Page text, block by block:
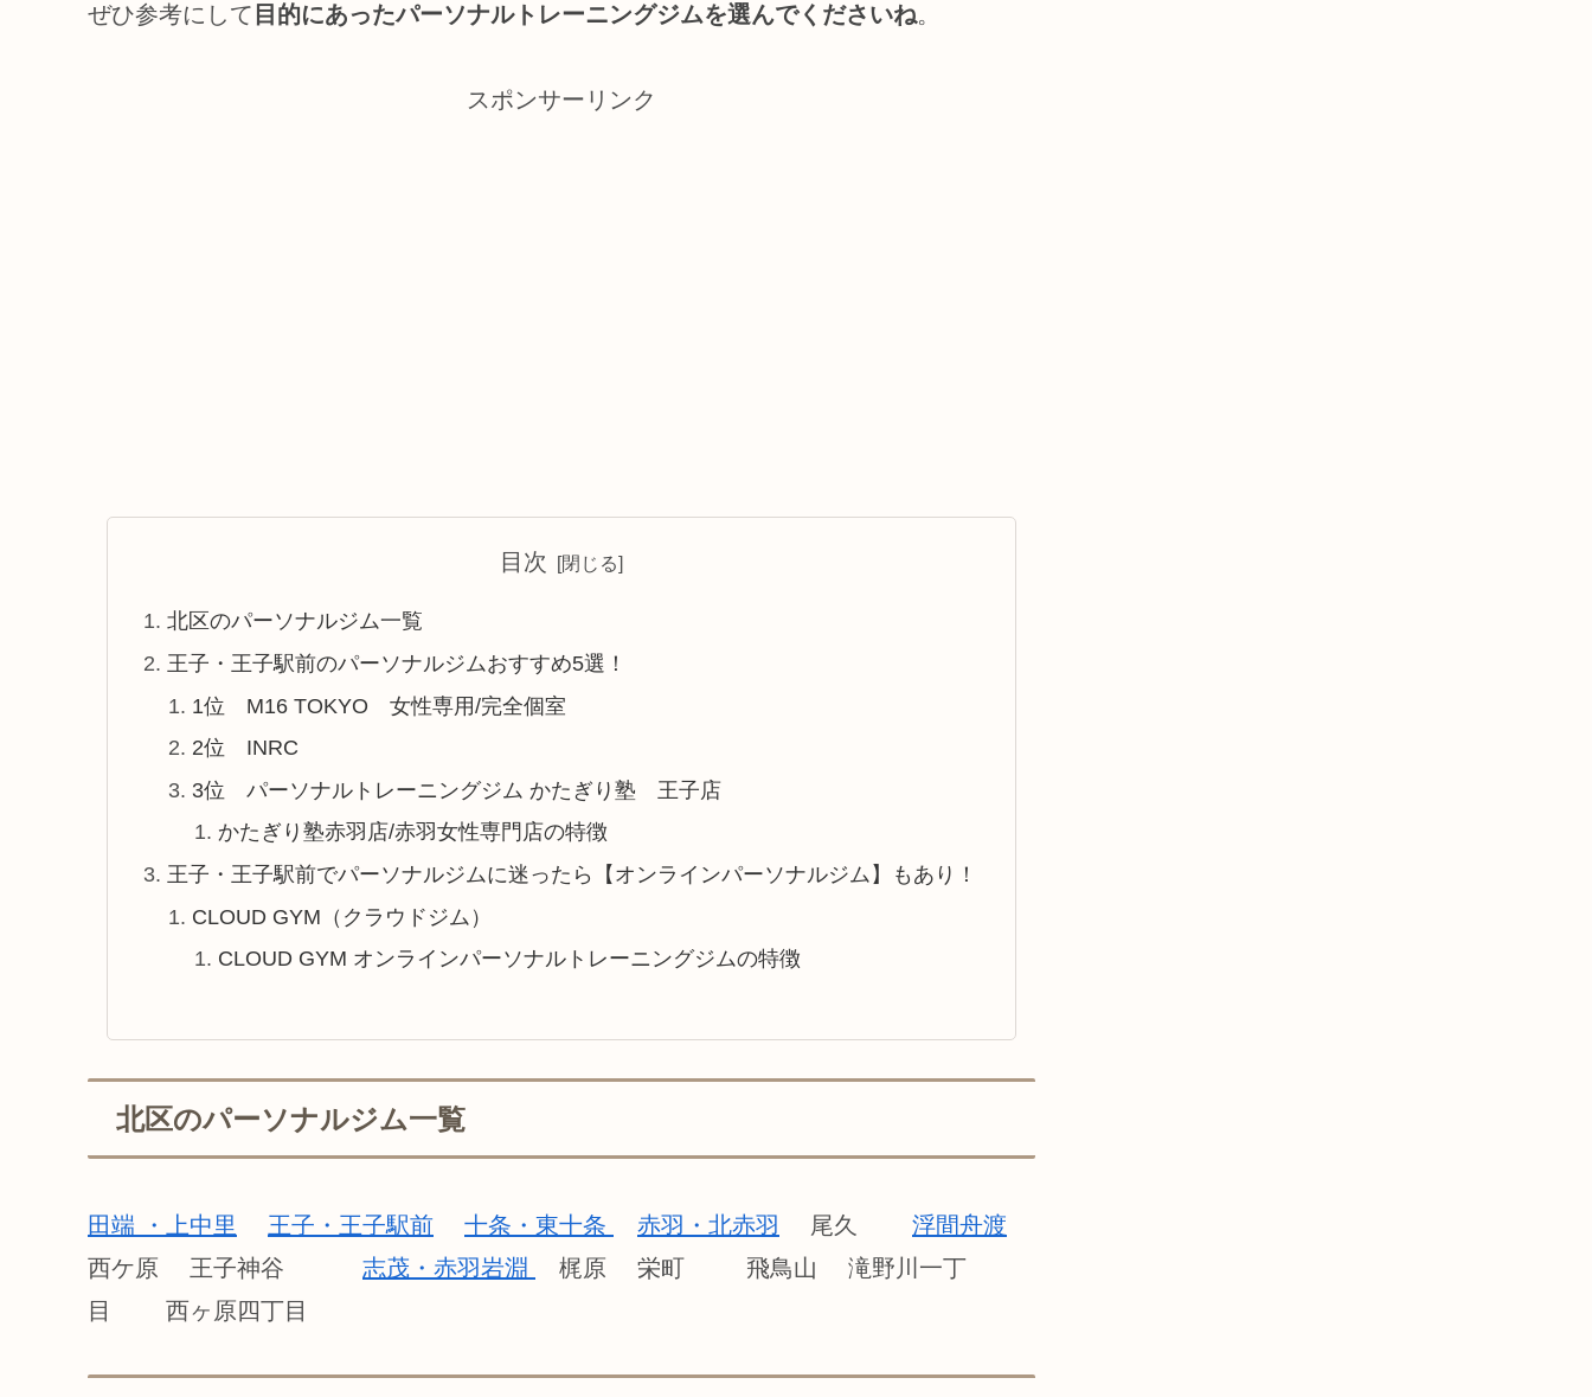
ぜひ参考にして 目的にあったパーソナルトレーニングジムを選んでくださいね。
スポンサーリンク
目次
北区のパーソナルジム一覧
王子・王子駅前のパーソナルジムおすすめ5選！
1位 M16 TOKYO 女性専用/完全個室
2位 INRC
3位 パーソナルトレーニングジム かたぎり塾 王子店
かたぎり塾赤羽店/赤羽女性専門店の特徴
王子・王子駅前でパーソナルジムに迷ったら【オンラインパーソナルジム】もあり！
CLOUD GYM（クラウドジム）
CLOUD GYM オンラインパーソナルトレーニングジムの特徴
北区のパーソナルジム一覧
田端 ・上中里 王子・王子駅前 十条・東十条 赤羽・北赤羽 尾久 浮間舟渡
西ケ原 王子神谷 志茂・赤羽岩淵
梶原 栄町 飛鳥山 滝野川一丁
目 西ヶ原四丁目